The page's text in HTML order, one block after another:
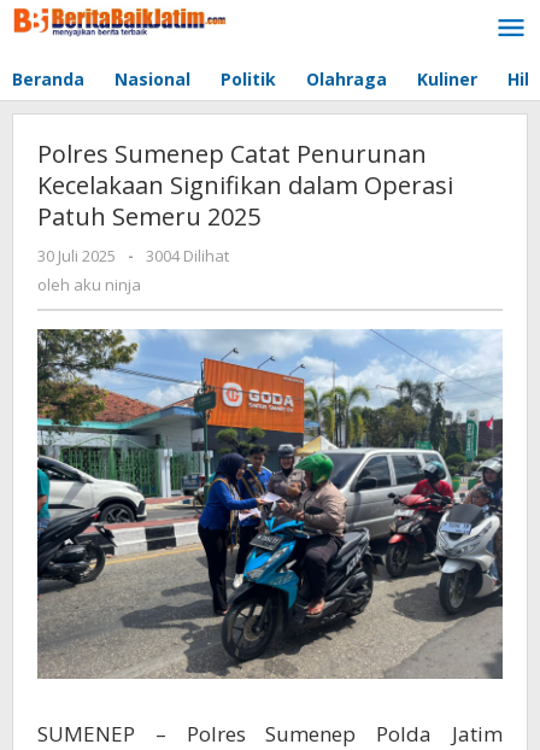
Lewati
ke
Beranda Nasional Politik Olahraga Kuliner
Polres Sumenep Catat Penurunan
Kecelakaan Signifikan dalam Operasi
Patuh Semeru 2025
30 Juli 2025
oleh
aku
ninja
-
3004 Dilihat
oleh aku ninja
SUMENEP – Polres Sumenep Polda Jatim